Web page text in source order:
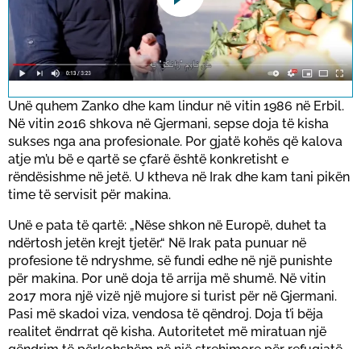
This link opens a YouTube video. Please
note the data protection regulations valid
Konfirmo
Unë quhem Zanko dhe kam lindur në vitin 1986 në Erbil.
Në vitin 2016 shkova në Gjermani, sepse doja të kisha
sukses nga ana profesionale. Por gjatë kohës që kalova
atje m’u bë e qartë se çfarë është konkretisht e
rëndësishme në jetë. U ktheva në Irak dhe kam tani pikën
time të servisit për makina.
Unë e pata të qartë: „Nëse shkon në Europë, duhet ta
ndërtosh jetën krejt tjetër.“ Në Irak pata punuar në
profesione të ndryshme, së fundi edhe në një punishte
për makina. Por unë doja të arrija më shumë. Në vitin
2017 mora një vizë një mujore si turist për në Gjermani.
Pasi më skadoi viza, vendosa të qëndroj. Doja t’i bëja
realitet ëndrrat që kisha. Autoritetet më miratuan një